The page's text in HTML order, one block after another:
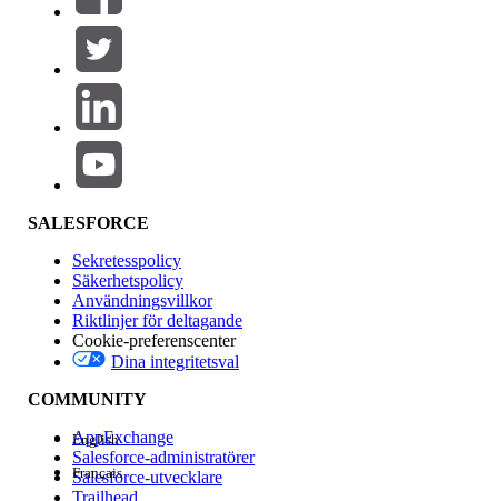
VÄLJ FILTER
Produktområde
Funktionspåverkan
Version
SALESFORCE
Sekretesspolicy
Säkerhetspolicy
Användningsvillkor
Riktlinjer för deltagande
Cookie-preferenscenter
Dina integritetsval
COMMUNITY
AppExchange
Salesforce-administratörer
Salesforce-utvecklare
Trailhead
English
Français